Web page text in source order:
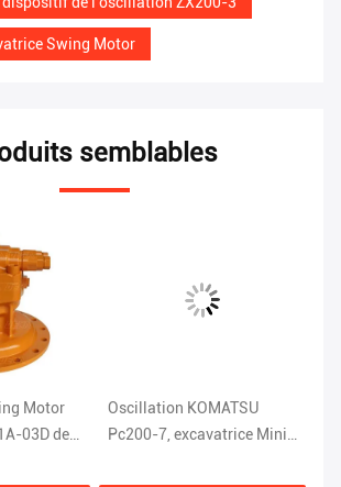
Swing Motor
semblables
Motor
03D de
Oscillation KOMATSU
Pc200-7, excavatrice Mini